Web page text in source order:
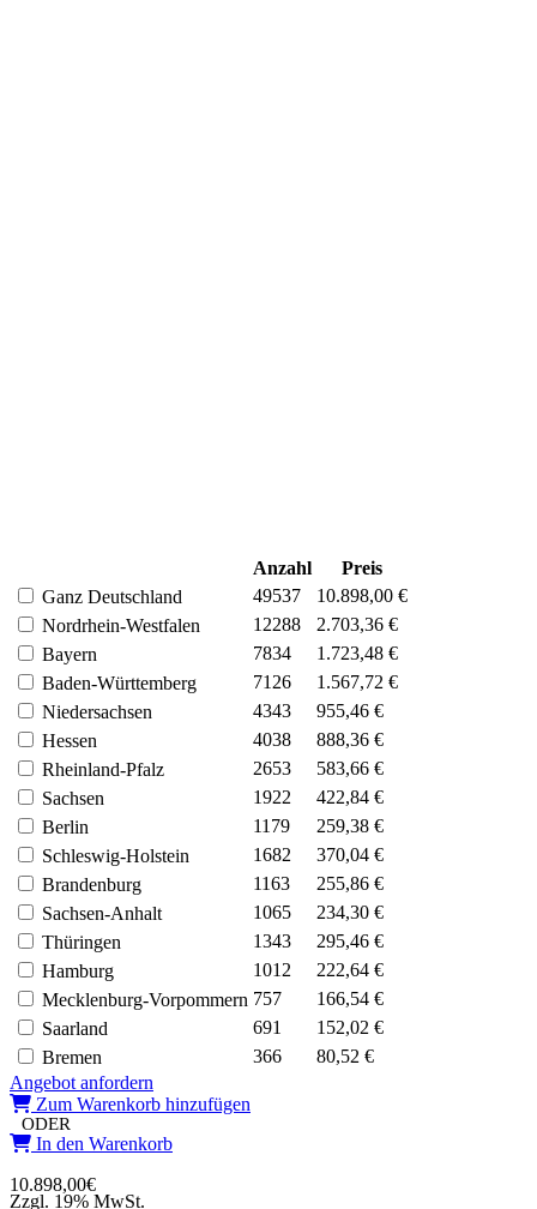
Anzahl
Preis
Ganz Deutschland
49537
10.898,00 €
Nordrhein-Westfalen
12288
2.703,36 €
Bayern
7834
1.723,48 €
Baden-Württemberg
7126
1.567,72 €
Niedersachsen
4343
955,46 €
Hessen
4038
888,36 €
Rheinland-Pfalz
2653
583,66 €
Sachsen
1922
422,84 €
Berlin
1179
259,38 €
Schleswig-Holstein
1682
370,04 €
Brandenburg
1163
255,86 €
Sachsen-Anhalt
1065
234,30 €
Thüringen
1343
295,46 €
Hamburg
1012
222,64 €
Mecklenburg-Vorpommern 757
166,54 €
Saarland
691
152,02 €
Bremen
366
80,52 €
Angebot anfordern
Zum Warenkorb hinzufügen
ODER
In den Warenkorb
10.898,00€
Zzgl. 19% MwSt.